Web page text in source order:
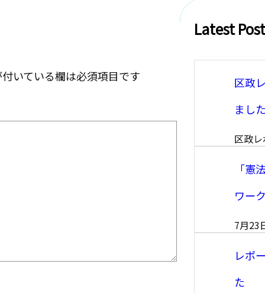
付いている欄は必須項目です
Latest
区政
ました
区政
「憲
ワー
7月23
レポ
た